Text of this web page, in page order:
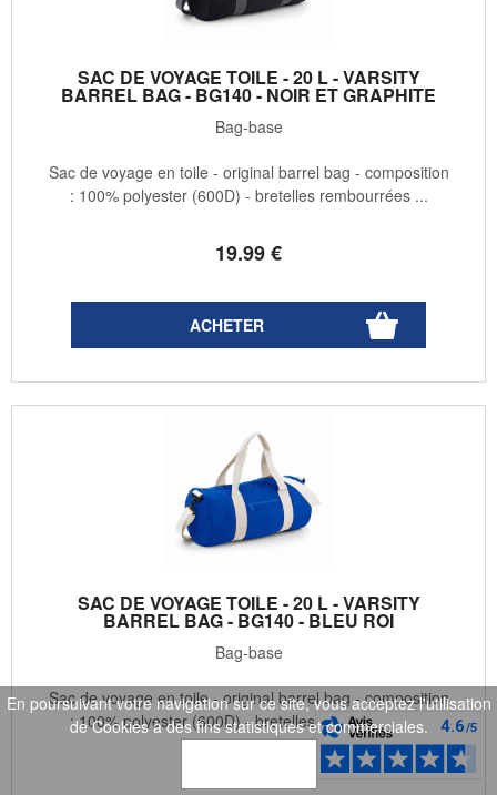
SAC DE VOYAGE TOILE - 20 L - VARSITY
BARREL BAG - BG140 - NOIR ET GRAPHITE
Bag-base
19.99€
Sac de voyage en toile - original barrel bag - composition
: 100% polyester (600D) - bretelles rembourrées ...
SAC DE VOYAGE TOILE - 20 L - VARSITY
BARREL BAG - BG140 - BLEU ROI
Bag-base
Sac de voyage en toile - original barrel bag - composition
: 100% polyester (600D) - bretelles rembourrées ...
En poursuivant votre navigation sur ce site, vous acceptez l'utilisation
de Cookies à des fins statistiques et commerciales.